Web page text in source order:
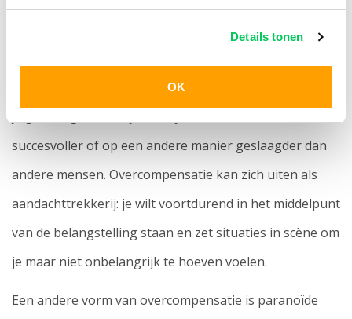
Details tonen
OK
zoals narcistische arrogantie. Je stelt jezelf dan op alsof
succesvoller of op een andere manier geslaagder dan
andere mensen. Overcompensatie kan zich uiten als
aandachttrekkerij: je wilt voortdurend in het middelpunt
van de belangstelling staan en zet situaties in scène om
je maar niet onbelangrijk te hoeven voelen.
Een andere vorm van overcompensatie is paranoïde